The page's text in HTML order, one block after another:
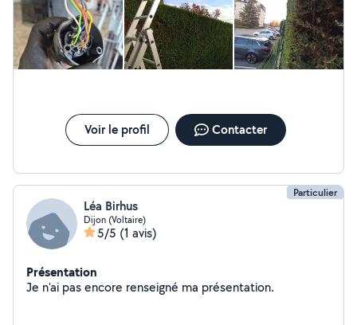
Voir le profil Contacter
Particulier
Léa Birhus
Dijon (Voltaire)
5/5 (1 avis)
Présentation
Je n'ai pas encore renseigné ma présentation.